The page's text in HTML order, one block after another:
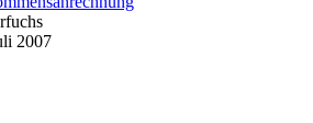
2007